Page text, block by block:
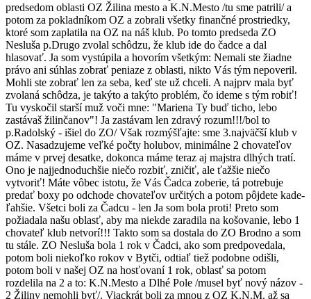
predsedom oblasti OZ Žilina mesto a K.N.Mesto /tu sme patrili/ a
potom za pokladníkom OZ a zobrali všetky finančné prostriedky,
ktoré som zaplatila na OZ na náš klub. Po tomto predseda ZO
Nesluša p.Drugo zvolal schôdzu, že klub ide do čadce a dal
hlasovať. Ja som vystúpila a hovorím všetkým: Nemali ste žiadne
právo ani súhlas zobrať peniaze z oblasti, nikto Vás tým nepoveril.
Mohli ste zobrať len za seba, keď ste už chceli. A najprv mala byť
zvolaná schôdza, je takýto a takýto problém, čo ideme s tým robiť!
Tu vyskočil starší muž voči mne: "Mariena Ty buď ticho, lebo
zastávaš žilinčanov"! Ja zastávam len zdravý rozum!!!/bol to
p.Radolský - išiel do ZO/ Však rozmýšľajte: sme 3.najväčší klub v
OZ. Nasadzujeme veľké počty holubov, minimálne 2 chovateľov
máme v prvej desatke, dokonca máme teraz aj majstra dlhých tratí.
Ono je najjednoduchšie niečo rozbiť, zničiť, ale ťažšie niečo
vytvoriť! Máte vôbec istotu, že Vás Čadca zoberie, tá potrebuje
predať boxy po odchode chovateľov určitých a potom pôjdete kade-
ľahšie. Všetci boli za Čadcu - len Ja som bola proti! Preto som
požiadala našu oblasť, aby ma niekde zaradila na košovanie, lebo 1
chovateľ klub netvorí!!! Takto som sa dostala do ZO Brodno a som
tu stále. ZO Nesluša bola 1 rok v Čadci, ako som predpovedala,
potom boli niekoľko rokov v Bytči, odtiaľ tiež podobne odišli,
potom boli v našej OZ na hosťovaní 1 rok, oblasť sa potom
rozdelila na 2 a to: K.N.Mesto a Dlhé Pole /musel byť nový názov -
2 Žiliny nemohli byť/. Viackrát boli za mnou z OZ K.N.M. až sa